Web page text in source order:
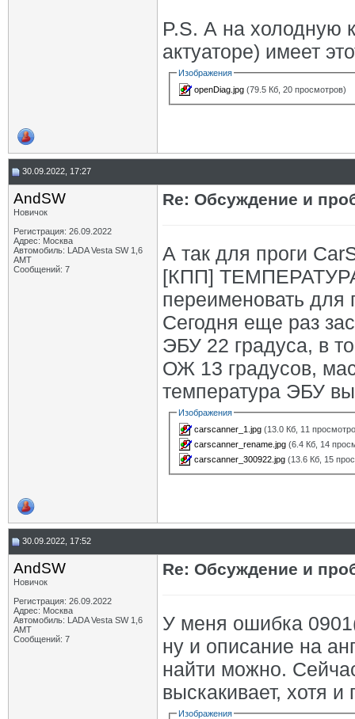
P.S. А на холодную
актуаторе) имеет
Изображения
openDiag.jpg (79.5 Кб, 20 просмотров)
30.09.2022, 17:27
AndSW
Новичок
Регистрация: 26.09.2022
Адрес: Москва
Автомобиль: LADA Vesta SW 1,6
АМТ
Сообщений: 7
Re: Обсуждение и
А так для проги
[КПП]
переименовать для
Сегодня еще раз
ЭБУ 22 градуса, в
ОЖ 13 градусов,
температура ЭБУ
Изображения
carscanner_1.jpg (13.0 Кб, 11
carscanner_rename.jpg (6.4 Кб, 14
carscanner_300922.jpg (13.6 Кб, 15
30.09.2022, 17:52
AndSW
Новичок
Регистрация: 26.09.2022
Адрес: Москва
Автомобиль: LADA Vesta SW 1,6
АМТ
Сообщений: 7
Re: Обсуждение и
У меня ошибка
ну и описание на
найти можно.
выскакивает, хотя и
Изображения